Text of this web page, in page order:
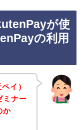
が使
の利用
イ）
ミナー
か